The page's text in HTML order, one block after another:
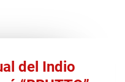
del Indio